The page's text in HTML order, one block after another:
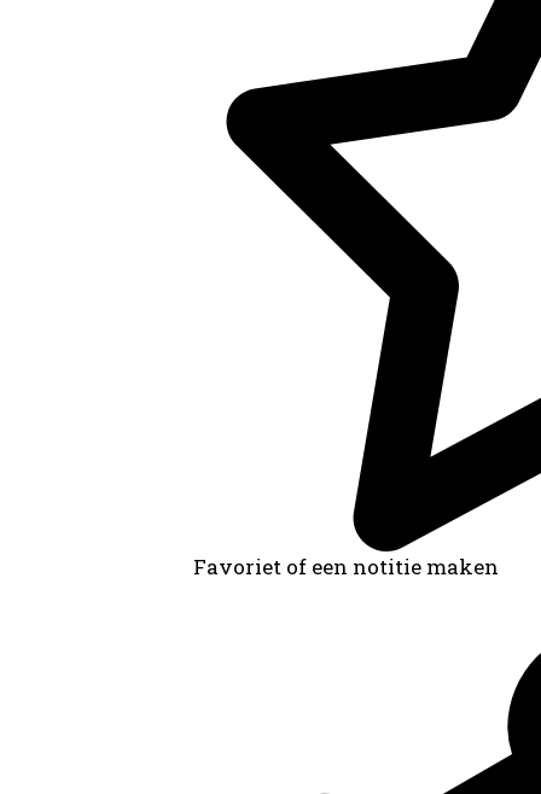
Favoriet of een notitie maken